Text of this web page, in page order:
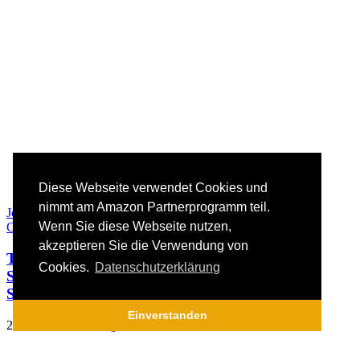
Diese Webseite verwendet Cookies und
nimmt am Amazon Partnerprogramm teil.
Wenn Sie diese Webseite nutzen,
akzeptieren Sie die Verwendung von
Cookies. Datenschutzerklärung
Einverstanden
Jetzt auf Amazon kaufen
Close
TecTake Teleskopschublade Küchenschublade
Schlafzimmerschublade | passend für 50cm
Schrankbreite
28,31